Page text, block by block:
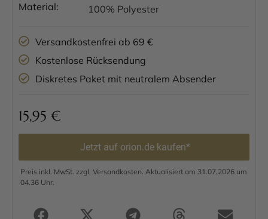
Material:
100% Polyester
Versandkostenfrei ab 69 €
Kostenlose Rücksendung
Diskretes Paket mit neutralem Absender
15,95 €
Jetzt auf orion.de kaufen*
Preis inkl. MwSt. zzgl. Versandkosten. Aktualisiert am 31.07.2026 um
04.36 Uhr.